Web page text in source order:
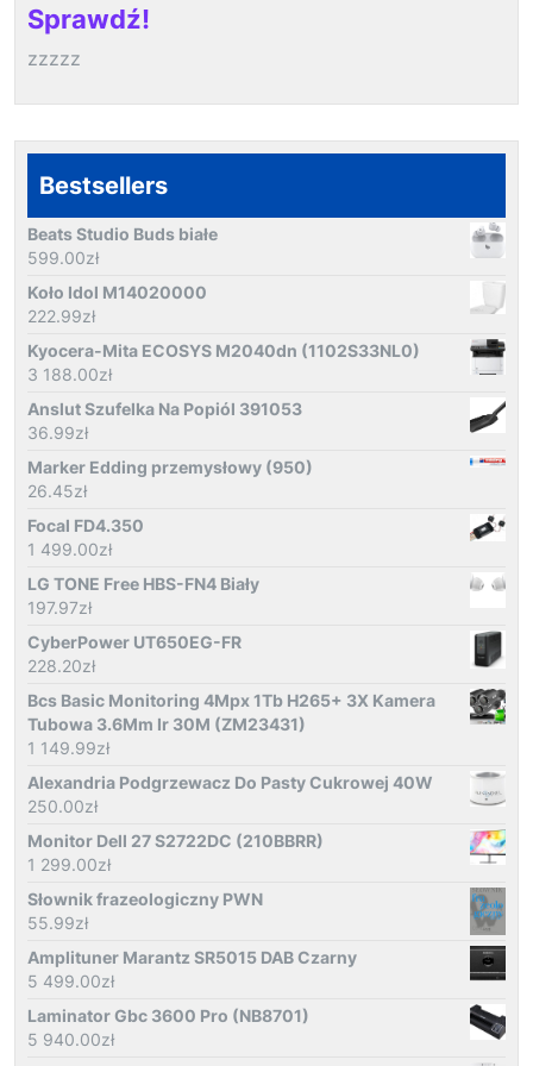
Sprawdź!
zzzzz
Bestsellers
Beats Studio Buds białe
599.00zł
Koło Idol M14020000
222.99zł
Kyocera-Mita ECOSYS M2040dn (1102S33NL0)
3 188.00zł
Anslut Szufelka Na Popiól 391053
36.99zł
Marker Edding przemysłowy (950)
26.45zł
Focal FD4.350
1 499.00zł
LG TONE Free HBS-FN4 Biały
197.97zł
CyberPower UT650EG-FR
228.20zł
Bcs Basic Monitoring 4Mpx 1Tb H265+ 3X Kamera
Tubowa 3.6Mm Ir 30M (ZM23431)
1 149.99zł
Alexandria Podgrzewacz Do Pasty Cukrowej 40W
250.00zł
Monitor Dell 27 S2722DC (210BBRR)
1 299.00zł
Słownik frazeologiczny PWN
55.99zł
Amplituner Marantz SR5015 DAB Czarny
5 499.00zł
Laminator Gbc 3600 Pro (NB8701)
5 940.00zł